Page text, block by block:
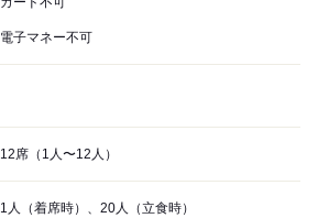
電子マネー不可
12席（1人〜12人）
1人（着席時）、20人（立食時）